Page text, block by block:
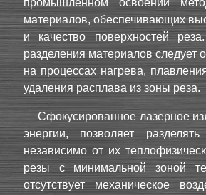
промышленном освоении
материалов, обеспечивающих
и качество поверхностей
разделения материалов следует
на процессах нагрева,
удаления расплава из зоны реза.
Сфокусированное лазерное
энергии, позволяет
независимо от их
резы с минимальной зоной
отсутствует механическое